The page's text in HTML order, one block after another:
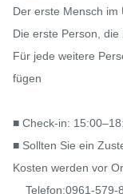
Der erste Mensch im
Die erste Person,
Für jede weitere
fügen
■ Check-in:
■ Sollten Sie ein
Kosten werden vor